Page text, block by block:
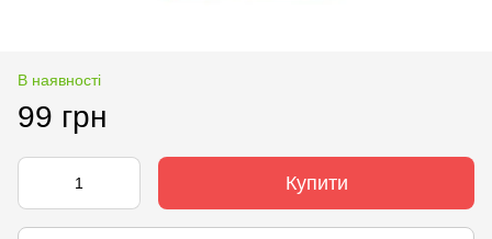
В наявності
99 грн
Купити